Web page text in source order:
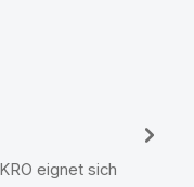
eignet sich